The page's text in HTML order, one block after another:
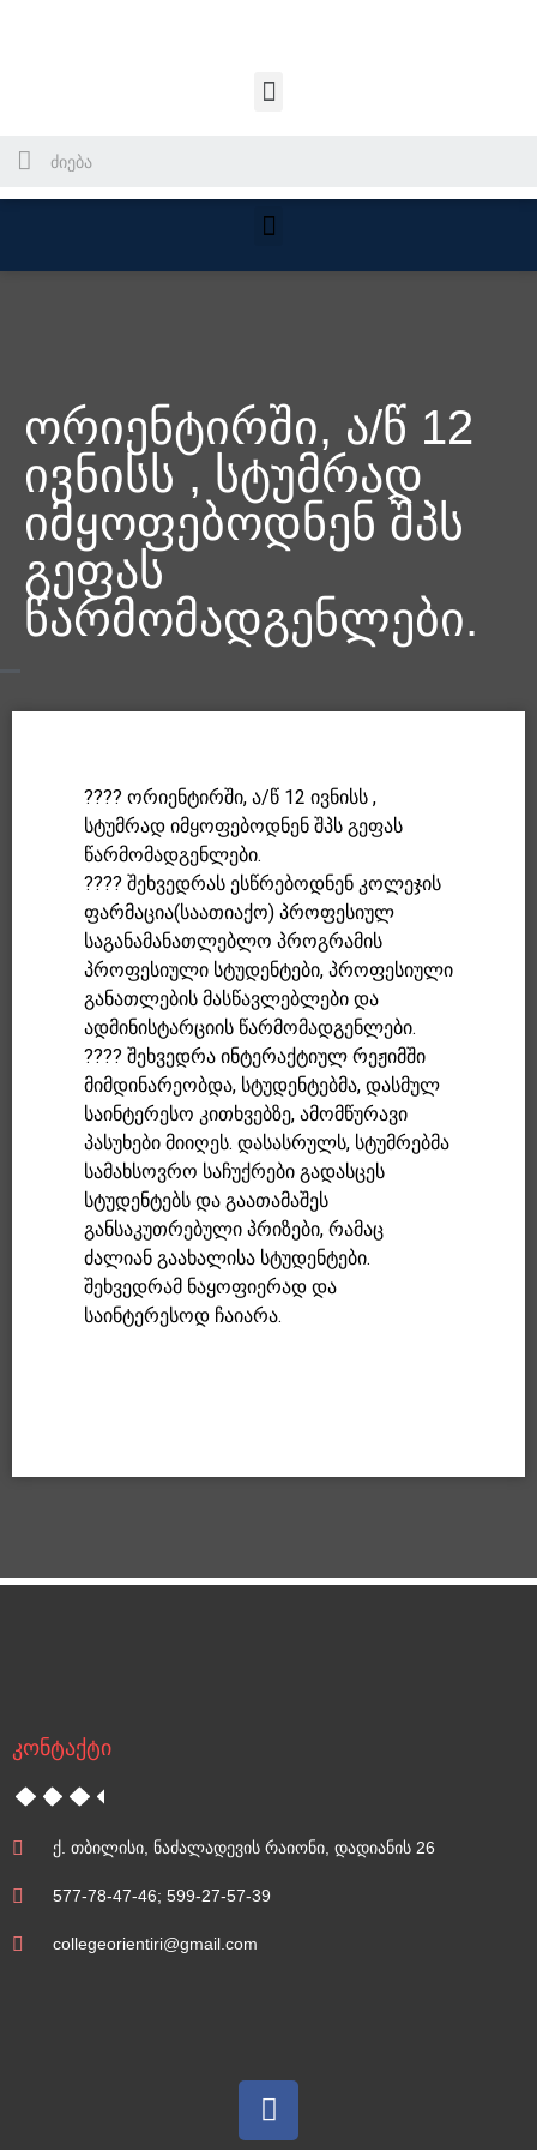
ორიენტირში, ა/წ 12
ივნისს , სტუმრად
იმყოფებოდნენ შპს
გეფას
წარმომადგენლები.
???? ორიენტირში, ა/წ 12 ივნისს ,
სტუმრად იმყოფებოდნენ შპს გეფას
წარმომადგენლები.
???? შეხვედრას ესწრებოდნენ კოლეჯის
ფარმაცია(საათიაქო) პროფესიულ
საგანამანათლებლო პროგრამის
პროფესიული სტუდენტები, პროფესიული
განათლების მასწავლებლები და
ადმინისტარციის წარმომადგენლები.
???? შეხვედრა ინტერაქტიულ რეჟიმში
მიმდინარეობდა, სტუდენტებმა, დასმულ
საინტერესო კითხვებზე, ამომწურავი
პასუხები მიიღეს. დასასრულს, სტუმრებმა
სამახსოვრო საჩუქრები გადასცეს
სტუდენტებს და გაათამაშეს
განსაკუთრებული პრიზები, რამაც
ძალიან გაახალისა სტუდენტები.
შეხვედრამ ნაყოფიერად და
საინტერესოდ ჩაიარა.
კონტაქტი
ქ. თბილისი, ნაძალადევის რაიონი, დადიანის 26
577-78-47-46; 599-27-57-39
collegeorientiri@gmail.com